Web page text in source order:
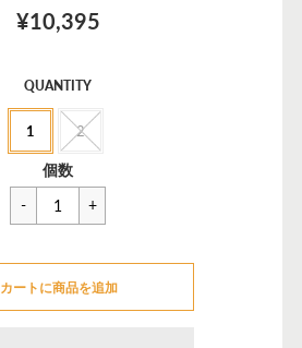
¥10,395
セ
ー
ル
価
格
QUANTITY
1 2
一
般
価
¥10,395
個数
カートに商品を追加